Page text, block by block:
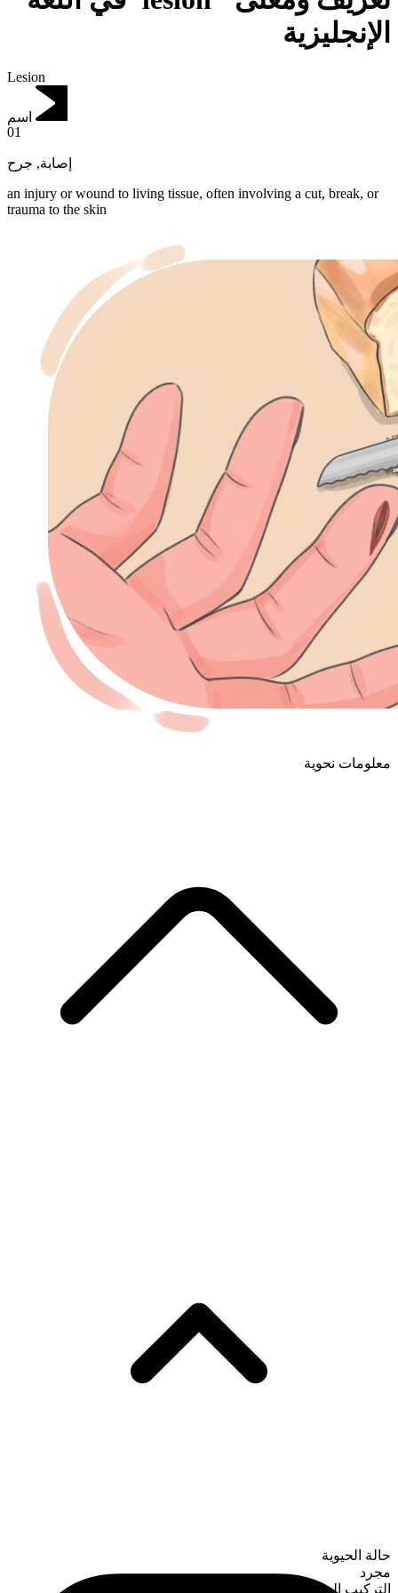
الإنجليزية
Lesion
اسم
01
إصابة, جرح
an injury or wound to living tissue, often involving a cut, break, or
trauma to the skin
معلومات نحوية
حالة الحيوية
مجرد
التركيب الصرفي